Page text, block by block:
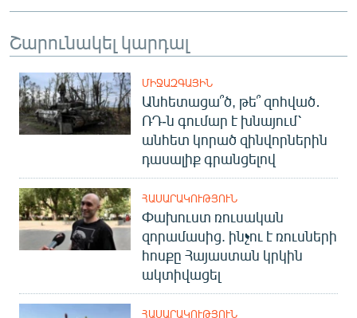
Շարունակել կարդալ
ՄԻՋԱԶԳԱՅԻՆ
Անհետացա՞ծ, թե՞ զոհված․
ՌԴ-ն գումար է խնայում՝
անհետ կորած զինվորներին
դասալիք գրանցելով
ՀԱՍԱՐԱԿՈՒԹՅՈՒՆ
Փախուստ ռուսական
զորամասից. ինչու է ռուսների
հոսքը Հայաստան կրկին
ակտիվացել
ՀԱՍԱՐԱԿՈՒԹՅՈՒՆ